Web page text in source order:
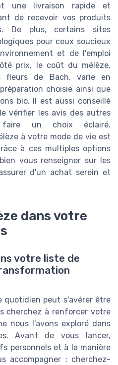
une livraison rapide et
de recevoir vos produits
De plus, certains sites
pour ceux soucieux
et de l'emploi
prix, le coût du mélèze,
fleurs de Bach, varie en
choisie ainsi que
bio. Il est aussi conseillé
vérifier les avis des autres
faire un choix éclairé.
à votre mode de vie est
à ces multiples options
vous renseigner sur les
d'un achat serein et
dans votre
votre liste de
quotidien peut s'avérer être
cherchez à renforcer votre
nous l'avons exploré dans
Avant de vous lancer,
personnels et à la manière
accompagner : cherchez-